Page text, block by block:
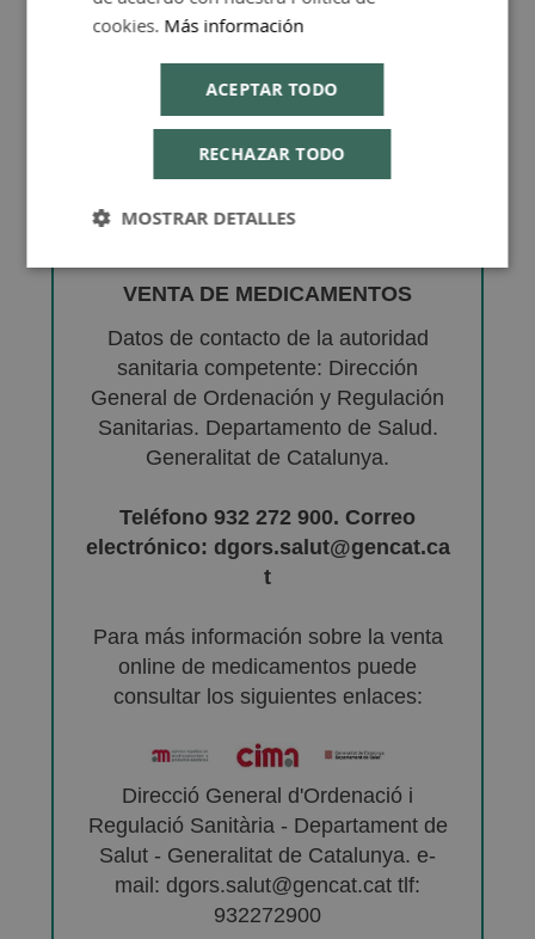
VENTA DE MEDICAMENTOS
Datos de contacto de la autoridad
sanitaria competente: Dirección
General de Ordenación y Regulación
Sanitarias. Departamento de Salud.
Generalitat de Catalunya.
Teléfono 932 272 900. Correo
electrónico: dgors.salut@gencat.ca
t
Para más información sobre la venta
online de medicamentos puede
consultar los siguientes enlaces:
Direcció General d'Ordenació i
Regulació Sanitària - Departament de
Salut - Generalitat de Catalunya. e-
mail: dgors.salut@gencat.cat tlf:
932272900
cookies. Más información
ACEPTAR TODO
RECHAZAR TODO
MOSTRAR DETALLES